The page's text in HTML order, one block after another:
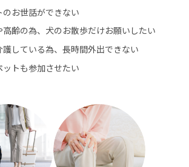
お世話ができない
齢の為、犬のお散歩だけお願いしたい
している為、長時間外出できない
トも参加させたい